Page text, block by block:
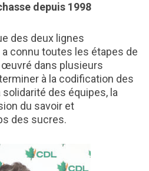
depuis 1998
des deux lignes
connu toutes les étapes de
œuvré dans plusieurs
à la codification des
des équipes, la
du savoir et
des sucres.